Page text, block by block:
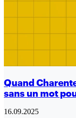
Quand
sans un mot
16.09.2025